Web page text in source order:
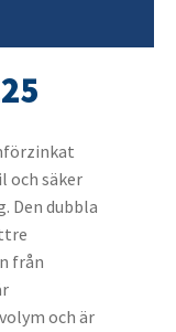
och säker
Den dubbla
från
och är